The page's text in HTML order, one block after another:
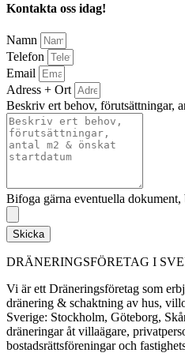
Kontakta oss idag!
Namn
Telefon
Email
Adress + Ort
Beskriv ert behov, förutsättningar,
Bifoga gärna eventuella
Skicka
DRÄNERINGSFÖRETAG I
Vi är ett Dräneringsföretag som
dränering & schaktning av hus,
Sverige: Stockholm, Göteborg,
dräneringar åt villaägare,
bostadsrättsföreningar och